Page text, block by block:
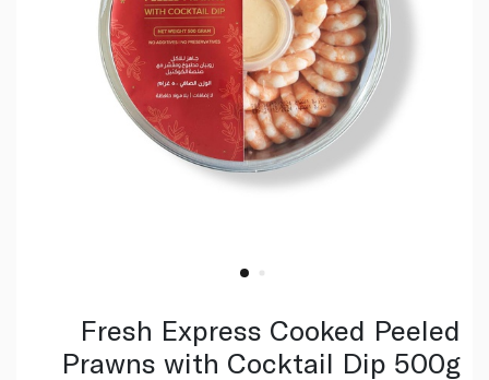
Fresh Express Cooked Peeled
Prawns with Cocktail Dip 500g